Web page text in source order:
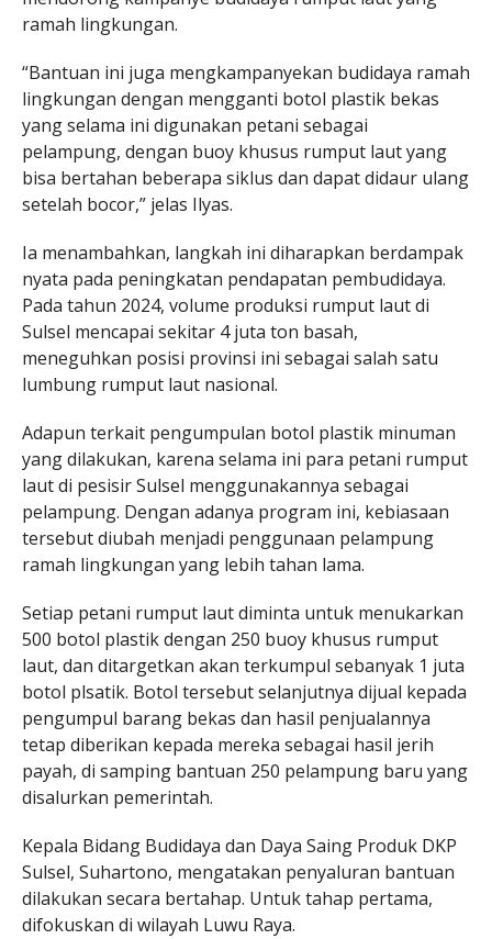
ramah lingkungan.
“Bantuan ini juga mengkampanyekan budidaya ramah
lingkungan dengan mengganti botol plastik bekas
yang selama ini digunakan petani sebagai
pelampung, dengan buoy khusus rumput laut yang
bisa bertahan beberapa siklus dan dapat didaur ulang
setelah bocor,” jelas Ilyas.
Ia menambahkan, langkah ini diharapkan berdampak
nyata pada peningkatan pendapatan pembudidaya.
Pada tahun 2024, volume produksi rumput laut di
Sulsel mencapai sekitar 4 juta ton basah,
meneguhkan posisi provinsi ini sebagai salah satu
lumbung rumput laut nasional.
Adapun terkait pengumpulan botol plastik minuman
yang dilakukan, karena selama ini para petani rumput
laut di pesisir Sulsel menggunakannya sebagai
pelampung. Dengan adanya program ini, kebiasaan
tersebut diubah menjadi penggunaan pelampung
ramah lingkungan yang lebih tahan lama.
Setiap petani rumput laut diminta untuk menukarkan
500 botol plastik dengan 250 buoy khusus rumput
laut, dan ditargetkan akan terkumpul sebanyak 1 juta
botol plsatik. Botol tersebut selanjutnya dijual kepada
pengumpul barang bekas dan hasil penjualannya
tetap diberikan kepada mereka sebagai hasil jerih
payah, di samping bantuan 250 pelampung baru yang
disalurkan pemerintah.
Kepala Bidang Budidaya dan Daya Saing Produk DKP
Sulsel, Suhartono, mengatakan penyaluran bantuan
dilakukan secara bertahap. Untuk tahap pertama,
difokuskan di wilayah Luwu Raya.